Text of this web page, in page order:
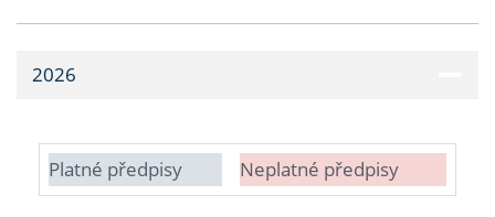
2026
Platné předpisy Neplatné předpisy